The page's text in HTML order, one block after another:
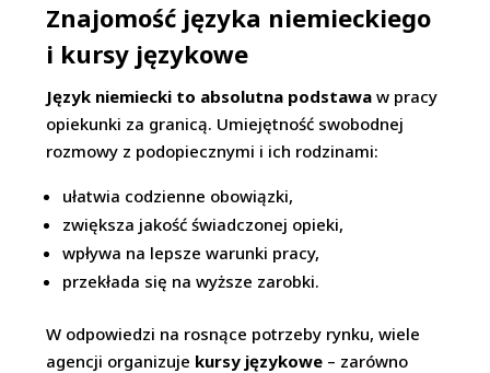
Znajomość języka niemieckiego
i kursy językowe
Język niemiecki to absolutna podstawa w pracy
opiekunki za granicą. Umiejętność swobodnej
rozmowy z podopiecznymi i ich rodzinami:
ułatwia codzienne obowiązki,
zwiększa jakość świadczonej opieki,
wpływa na lepsze warunki pracy,
przekłada się na wyższe zarobki.
W odpowiedzi na rosnące potrzeby rynku, wiele
agencji organizuje kursy językowe – zarówno